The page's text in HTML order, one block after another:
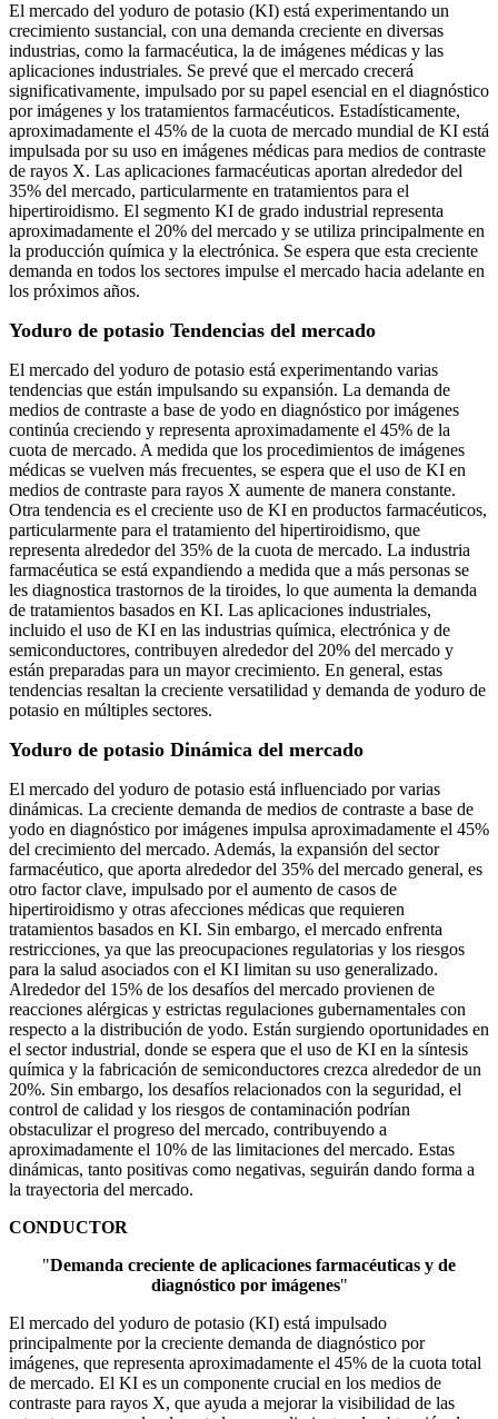
El mercado del yoduro de potasio (KI) está experimentando un
crecimiento sustancial, con una demanda creciente en diversas
industrias, como la farmacéutica, la de imágenes médicas y las
aplicaciones industriales. Se prevé que el mercado crecerá
significativamente, impulsado por su papel esencial en el diagnóstico
por imágenes y los tratamientos farmacéuticos. Estadísticamente,
aproximadamente el 45% de la cuota de mercado mundial de KI está
impulsada por su uso en imágenes médicas para medios de contraste
de rayos X. Las aplicaciones farmacéuticas aportan alrededor del
35% del mercado, particularmente en tratamientos para el
hipertiroidismo. El segmento KI de grado industrial representa
aproximadamente el 20% del mercado y se utiliza principalmente en
la producción química y la electrónica. Se espera que esta creciente
demanda en todos los sectores impulse el mercado hacia adelante en
los próximos años.
Yoduro de potasio Tendencias del mercado
El mercado del yoduro de potasio está experimentando varias
tendencias que están impulsando su expansión. La demanda de
medios de contraste a base de yodo en diagnóstico por imágenes
continúa creciendo y representa aproximadamente el 45% de la
cuota de mercado. A medida que los procedimientos de imágenes
médicas se vuelven más frecuentes, se espera que el uso de KI en
medios de contraste para rayos X aumente de manera constante.
Otra tendencia es el creciente uso de KI en productos farmacéuticos,
particularmente para el tratamiento del hipertiroidismo, que
representa alrededor del 35% de la cuota de mercado. La industria
farmacéutica se está expandiendo a medida que a más personas se
les diagnostica trastornos de la tiroides, lo que aumenta la demanda
de tratamientos basados ​​en KI. Las aplicaciones industriales,
incluido el uso de KI en las industrias química, electrónica y de
semiconductores, contribuyen alrededor del 20% del mercado y
están preparadas para un mayor crecimiento. En general, estas
tendencias resaltan la creciente versatilidad y demanda de yoduro de
potasio en múltiples sectores.
Yoduro de potasio Dinámica del mercado
El mercado del yoduro de potasio está influenciado por varias
dinámicas. La creciente demanda de medios de contraste a base de
yodo en diagnóstico por imágenes impulsa aproximadamente el 45%
del crecimiento del mercado. Además, la expansión del sector
farmacéutico, que aporta alrededor del 35% del mercado general, es
otro factor clave, impulsado por el aumento de casos de
hipertiroidismo y otras afecciones médicas que requieren
tratamientos basados ​​en KI. Sin embargo, el mercado enfrenta
restricciones, ya que las preocupaciones regulatorias y los riesgos
para la salud asociados con el KI limitan su uso generalizado.
Alrededor del 15% de los desafíos del mercado provienen de
reacciones alérgicas y estrictas regulaciones gubernamentales con
respecto a la distribución de yodo. Están surgiendo oportunidades en
el sector industrial, donde se espera que el uso de KI en la síntesis
química y la fabricación de semiconductores crezca alrededor de un
20%. Sin embargo, los desafíos relacionados con la seguridad, el
control de calidad y los riesgos de contaminación podrían
obstaculizar el progreso del mercado, contribuyendo a
aproximadamente el 10% de las limitaciones del mercado. Estas
dinámicas, tanto positivas como negativas, seguirán dando forma a
la trayectoria del mercado.
CONDUCTOR
"Demanda creciente de aplicaciones farmacéuticas y de
diagnóstico por imágenes"
El mercado del yoduro de potasio (KI) está impulsado
principalmente por la creciente demanda de diagnóstico por
imágenes, que representa aproximadamente el 45% de la cuota total
de mercado. El KI es un componente crucial en los medios de
contraste para rayos X, que ayuda a mejorar la visibilidad de las